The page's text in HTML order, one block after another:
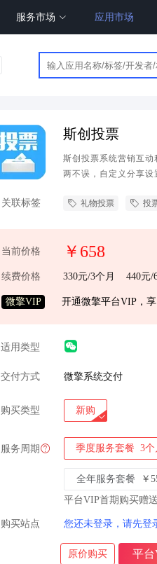
服务市场 应用市场
斯创投票
斯创投票系统营销互
两不误，自定义分享设
关联标签 礼物投票 投
当前价格 ￥658
续费价格 330元/3个月 440元/
微擎VIP 开通微擎平台VIP，享
适用类型
交付方式 微擎系统交付
购买类型 新购
服务周期 季度服务套餐 3个
全年服务套餐
￥
平台VIP首期购买赠送
购买站点 您还未登录，请先登
原价购买 平